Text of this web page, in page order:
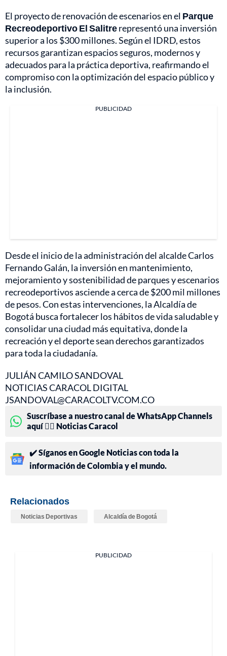
El proyecto de renovación de escenarios en el Parque
Recreodeportivo El Salitrerepresentó una inversión
superior a los $300 millones. Según el IDRD, estos
recursos garantizan espacios seguros, modernos y
adecuados para la práctica deportiva, reafirmando el
compromiso con la optimización del espacio público y
la inclusión.
PUBLICIDAD
Desde el inicio de la administración del alcalde Carlos
Fernando Galán, la inversión en mantenimiento,
mejoramiento y sostenibilidad de parques y escenarios
recreodeportivos asciende a cerca de $200 mil millones
de pesos. Con estas intervenciones, la Alcaldía de
Bogotá busca fortalecer los hábitos de vida saludable y
consolidar una ciudad más equitativa, donde la
recreación y el deporte sean derechos garantizados
para toda la ciudadanía.
JULIÁN CAMILO SANDOVAL
NOTICIAS CARACOL DIGITAL
JSANDOVAL@CARACOLTV.COM.CO
Suscríbase a nuestro canal de WhatsApp Channels
aquí 👉🏻 Noticias Caracol
✔️ Síganos en Google Noticias con toda la
información de Colombia y el mundo.
Relacionados
Noticias Deportivas Alcaldía de Bogotá
PUBLICIDAD